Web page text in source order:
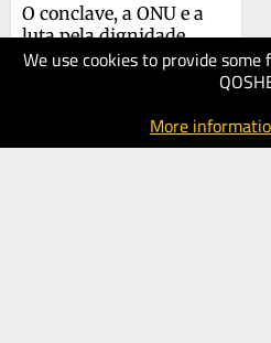
We use cookies to provide
More
O conclave, a ONU e a
luta pela dignidade
humana
09.05.2025